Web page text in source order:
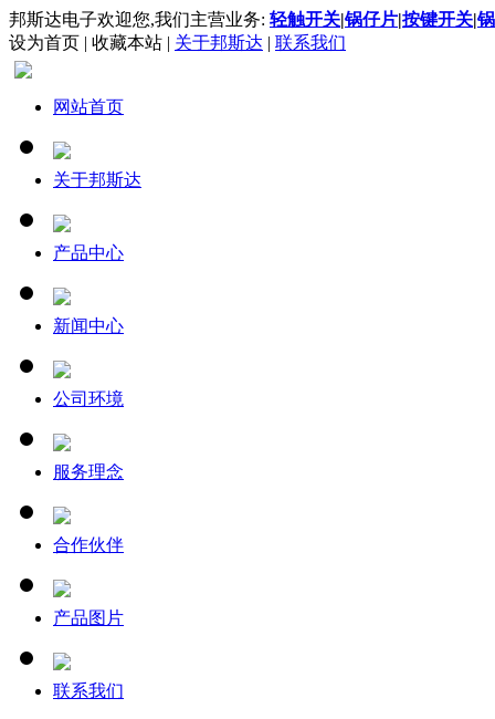
邦斯达电子欢迎您,我们主营业务: 轻触开关|锅仔片|按键开关|
设为首页 | 收藏本站 | 关于邦斯达 | 联系我们
网站首页
关于邦斯达
产品中心
新闻中心
公司环境
服务理念
合作伙伴
产品图片
联系我们